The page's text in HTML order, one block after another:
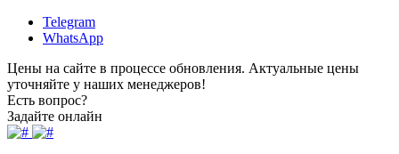
Telegram
WhatsApp
Цены на сайте в процессе обновления. Актуальные цены
уточняйте у наших менеджеров!
Есть вопрос?
Задайте онлайн